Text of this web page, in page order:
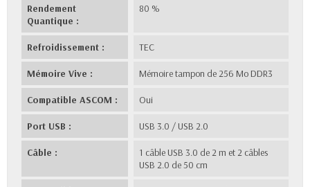
Rendement
Quantique :
80 %
Refroidissement : TEC
Mémoire Vive : Mémoire tampon de 256 Mo DDR3
Compatible ASCOM : Oui
Port USB : USB 3.0 / USB 2.0
Câble :
1 câble USB 3.0 de 2 m et 2 câbles
USB 2.0 de 50 cm